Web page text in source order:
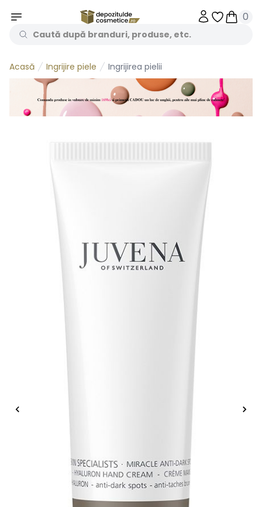
Obiecte
0
Acasă Ingrijire piele Ingrijirea pielii